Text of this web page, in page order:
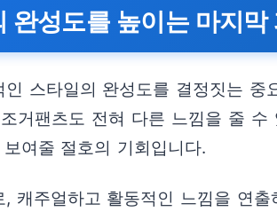
완성도를 높이는 마지막
스타일의 완성도를 결정짓는 중
거팬츠도 전혀 다른 느낌을 줄 수
여줄 절호의 기회입니다.
캐주얼하고 활동적인 느낌을 연